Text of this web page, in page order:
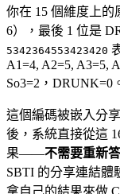
你在 15 個維度上
6），最後 1 位是
5342364553423420
A1=4, A2=5, A3=5,
So3=2，DRUNK=0
這個編碼被嵌入分
後，系統直接從這
果——不需要重新
SBTI 的分享連結體
拿自己的結果來做